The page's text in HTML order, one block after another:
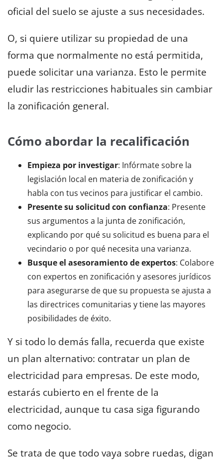
oficial del suelo se ajuste a sus necesidades.
O, si quiere utilizar su propiedad de una
forma que normalmente no está permitida,
puede solicitar una varianza. Esto le permite
eludir las restricciones habituales sin cambiar
la zonificación general.
Cómo abordar la recalificación
Empieza por investigar: Infórmate sobre la
legislación local en materia de zonificación y
habla con tus vecinos para justificar el cambio.
Presente su solicitud con confianza: Presente
sus argumentos a la junta de zonificación,
explicando por qué su solicitud es buena para el
vecindario o por qué necesita una varianza.
Busque el asesoramiento de expertos: Colabore
con expertos en zonificación y asesores jurídicos
para asegurarse de que su propuesta se ajusta a
las directrices comunitarias y tiene las mayores
posibilidades de éxito.
Y si todo lo demás falla, recuerda que existe
un plan alternativo: contratar un plan de
electricidad para empresas. De este modo,
estarás cubierto en el frente de la
electricidad, aunque tu casa siga figurando
como negocio.
Se trata de que todo vaya sobre ruedas, digan